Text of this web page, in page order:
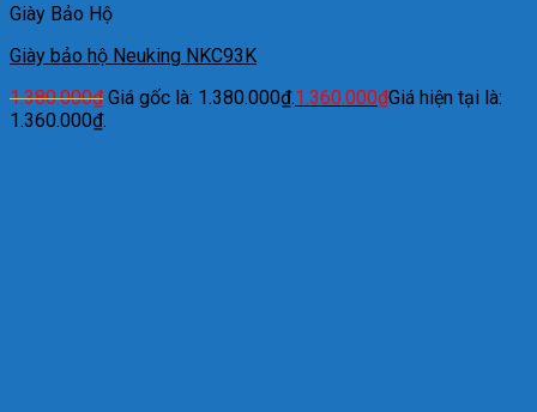
Giày Bảo Hộ
Giày bảo hộ Neuking NKC93K
1.380.000₫ Giá gốc là: 1.380.000₫.1.360.000₫Giá hiện tại là:
1.360.000₫.